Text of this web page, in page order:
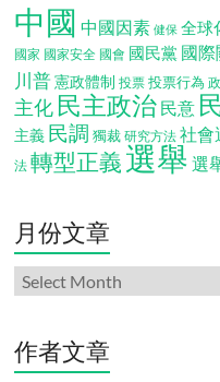
中國 中國因素 健保 全球
國家 國家安全 國會 國民黨 國
川普 憲政體制 投票 投票行為
主化 民主政治 民意
主義 民調 獨裁 研究方法 社會
法 轉型正義 選舉 選
月份文章
月
份
章
作者文章